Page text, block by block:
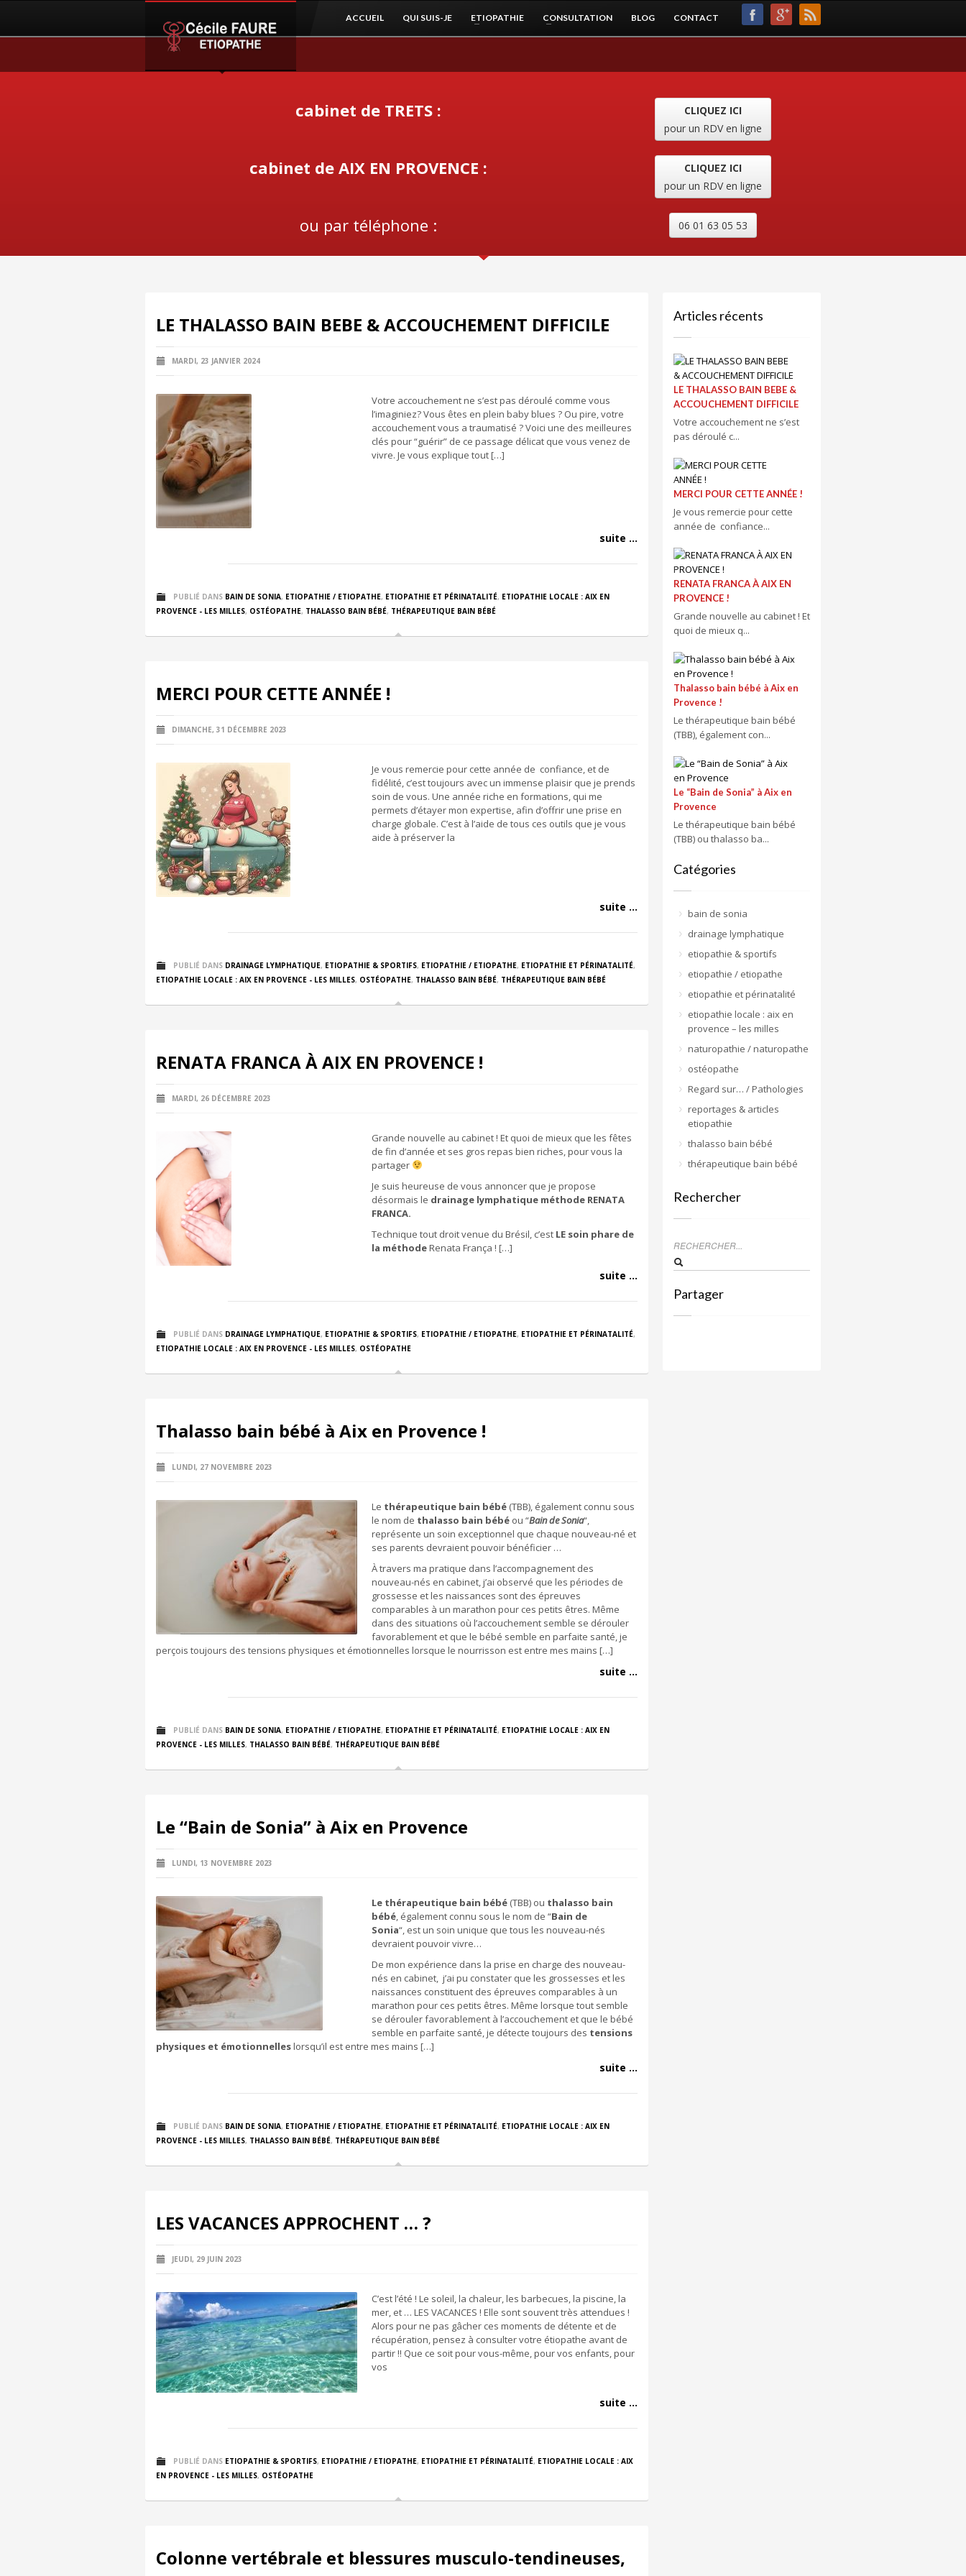
ACCUEIL QUI SUIS-JE ETIOPATHIE CONSULTATION BLOG CONTACT
cabinet de TRETS :
CLIQUEZ ICI
pour un RDV en ligne
cabinet de AIX EN PROVENCE :
CLIQUEZ ICI
pour un RDV en ligne
ou par téléphone : 06 01 63 05 53
LE THALASSO BAIN BEBE & ACCOUCHEMENT DIFFICILE
MARDI, 23 JANVIER 2024
Votre accouchement ne s’est pas déroulé comme vous
l’imaginiez? Vous êtes en plein baby blues ? Ou pire, votre
accouchement vous a traumatisé ? Voici une des meilleures
clés pour “guérir” de ce passage délicat que vous venez de
vivre. Je vous explique tout […]
suite ...
PUBLIÉ DANS BAIN DE SONIA, ETIOPATHIE / ETIOPATHE, ETIOPATHIE ET PÉRINATALITÉ, ETIOPATHIE LOCALE : AIX EN
PROVENCE - LES MILLES, OSTÉOPATHE, THALASSO BAIN BÉBÉ, THÉRAPEUTIQUE BAIN BÉBÉ
MERCI POUR CETTE ANNÉE !
DIMANCHE, 31 DÉCEMBRE 2023
Je vous remercie pour cette année de confiance, et de
fidélité, c’est toujours avec un immense plaisir que je prends
soin de vous. Une année riche en formations, qui me
permets d’étayer mon expertise, afin d’offrir une prise en
charge globale. C’est à l’aide de tous ces outils que je vous
aide à préserver la
suite ...
PUBLIÉ DANS DRAINAGE LYMPHATIQUE, ETIOPATHIE & SPORTIFS, ETIOPATHIE / ETIOPATHE, ETIOPATHIE ET PÉRINATALITÉ,
ETIOPATHIE LOCALE : AIX EN PROVENCE - LES MILLES, OSTÉOPATHE, THALASSO BAIN BÉBÉ, THÉRAPEUTIQUE BAIN BÉBÉ
RENATA FRANCA À AIX EN PROVENCE !
MARDI, 26 DÉCEMBRE 2023
Grande nouvelle au cabinet ! Et quoi de mieux que les fêtes
de fin d’année et ses gros repas bien riches, pour vous la
partager
Je suis heureuse de vous annoncer que je propose
désormais le drainage lymphatique méthode RENATA
FRANCA.
Technique tout droit venue du Brésil, c’est LE soin phare de
la méthodeRenata França ! […]
suite ...
PUBLIÉ DANS DRAINAGE LYMPHATIQUE, ETIOPATHIE & SPORTIFS, ETIOPATHIE / ETIOPATHE, ETIOPATHIE ET PÉRINATALITÉ,
ETIOPATHIE LOCALE : AIX EN PROVENCE - LES MILLES, OSTÉOPATHE
Thalasso bain bébé à Aix en Provence !
LUNDI, 27 NOVEMBRE 2023
Le thérapeutique bain bébé (TBB), également connu sous
le nom de thalasso bain bébé ou “Bain de Sonia“,
représente un soin exceptionnel que chaque nouveau-né et
ses parents devraient pouvoir bénéficier …
À travers ma pratique dans l’accompagnement des
nouveau-nés en cabinet, j’ai observé que les périodes de
grossesse et les naissances sont des épreuves
comparables à un marathon pour ces petits êtres. Même
dans des situations où l’accouchement semble se dérouler
favorablement et que le bébé semble en parfaite santé, je
perçois toujours des tensions physiques et émotionnelles lorsque le nourrisson est entre mes mains […]
suite ...
PUBLIÉ DANS BAIN DE SONIA, ETIOPATHIE / ETIOPATHE, ETIOPATHIE ET PÉRINATALITÉ, ETIOPATHIE LOCALE : AIX EN
PROVENCE - LES MILLES, THALASSO BAIN BÉBÉ, THÉRAPEUTIQUE BAIN BÉBÉ
Le “Bain de Sonia” à Aix en Provence
LUNDI, 13 NOVEMBRE 2023
Le thérapeutique bain bébé (TBB) ou thalasso bain
bébé, également connu sous le nom de “Bain de
Sonia“, est un soin unique que tous les nouveau-nés
devraient pouvoir vivre…
De mon expérience dans la prise en charge des nouveau-
nés en cabinet, j’ai pu constater que les grossesses et les
naissances constituent des épreuves comparables à un
marathon pour ces petits êtres. Même lorsque tout semble
se dérouler favorablement à l’accouchement et que le bébé
semble en parfaite santé, je détecte toujours des tensions
physiques et émotionnelleslorsqu’il est entre mes mains […]
suite ...
PUBLIÉ DANS BAIN DE SONIA, ETIOPATHIE / ETIOPATHE, ETIOPATHIE ET PÉRINATALITÉ, ETIOPATHIE LOCALE : AIX EN
PROVENCE - LES MILLES, THALASSO BAIN BÉBÉ, THÉRAPEUTIQUE BAIN BÉBÉ
LES VACANCES APPROCHENT … ?
JEUDI, 29 JUIN 2023
C’est l’été ! Le soleil, la chaleur, les barbecues, la piscine, la
mer, et … LES VACANCES ! Elle sont souvent très attendues !
Alors pour ne pas gâcher ces moments de détente et de
récupération, pensez à consulter votre étiopathe avant de
partir !! Que ce soit pour vous-même, pour vos enfants, pour
vos
suite ...
PUBLIÉ DANS ETIOPATHIE & SPORTIFS, ETIOPATHIE / ETIOPATHE, ETIOPATHIE ET PÉRINATALITÉ, ETIOPATHIE LOCALE : AIX
EN PROVENCE - LES MILLES, OSTÉOPATHE
Colonne vertébrale et blessures musculo-tendineuses,
Articles récents
LE THALASSO BAIN BEBE &
ACCOUCHEMENT DIFFICILE
Votre accouchement ne s’est
pas déroulé c...
MERCI POUR CETTE ANNÉE !
Je vous remercie pour cette
année de confiance...
RENATA FRANCA À AIX EN
PROVENCE !
Grande nouvelle au cabinet ! Et
quoi de mieux q...
Thalasso bain bébé à Aix en
Provence !
Le thérapeutique bain bébé
(TBB), également con...
Le “Bain de Sonia” à Aix en
Provence
Le thérapeutique bain bébé
(TBB) ou thalasso ba...
Catégories
bain de sonia
drainage lymphatique
etiopathie & sportifs
etiopathie / etiopathe
etiopathie et périnatalité
etiopathie locale : aix en
provence – les milles
naturopathie / naturopathe
ostéopathe
Regard sur… / Pathologies
reportages & articles
etiopathie
thalasso bain bébé
thérapeutique bain bébé
Rechercher
Partager